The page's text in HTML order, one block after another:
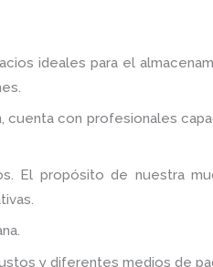
ideales para el
cuenta con profesionales
El propósito de nuestra
y diferentes medios de